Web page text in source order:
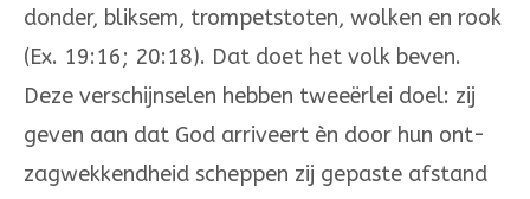
donder, bliksem, trompetstoten, wolken en rook
(Ex. 19:16; 20:18). Dat doet het volk beven.
Deze verschijnselen heb­ben tweeërlei doel: zij
geven aan dat God arriveert èn door hun ont­
zagwekkendheid scheppen zij gepaste afstand